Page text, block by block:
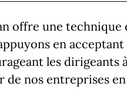
offre une
en
les dirigeants
de nos entreprises